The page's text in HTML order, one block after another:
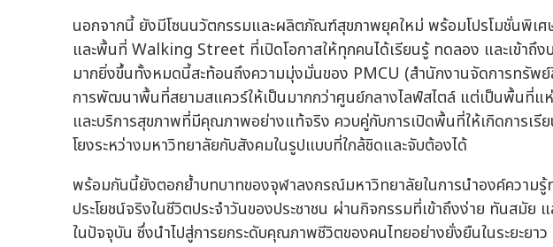
นอกจากนี้ ยังมีโซนนวัตกรรมและผลิตภัณฑ์สุขภาพยุคใหม่ พร้อมโปรโมชั่นพิเ
และพื้นที่ Walking Street ที่เปิดโอกาสให้ทุกคนได้เรียนรู้ ทดลอง และเข้าถึง
มากยิ่งขึ้นทั้งหมดนี้สะท้อนถึงความมุ่งมั่นของ PMCU (สำนักงานจัดการทรัพ
การพัฒนาพื้นที่สยามสแควร์ให้เป็นมากกว่าศูนย์กลางไลฟ์สไตล์ แต่เป็นพื้นที่แห่
และบริการสุขภาพที่มีคุณภาพอย่างแท้จริง ควบคู่กับการเปิดพื้นที่ให้เกิดการเรี
โยงระหว่างมหาวิทยาลัยกับสังคมในรูปแบบที่ใกล้ชิดและจับต้องได้
พร้อมกันนี้ยังตอกย้ำบทบาทของจุฬาลงกรณ์มหาวิทยาลัยในการนำองค์ความรู้
ประโยชน์จริงในชีวิตประจำวันของประชาชน ผ่านกิจกรรมที่เข้าถึงง่าย ทันสมัย
ในปัจจุบัน ซึ่งนำไปสู่การยกระดับคุณภาพชีวิตของคนไทยอย่างยั่งยืนในระยะยาว